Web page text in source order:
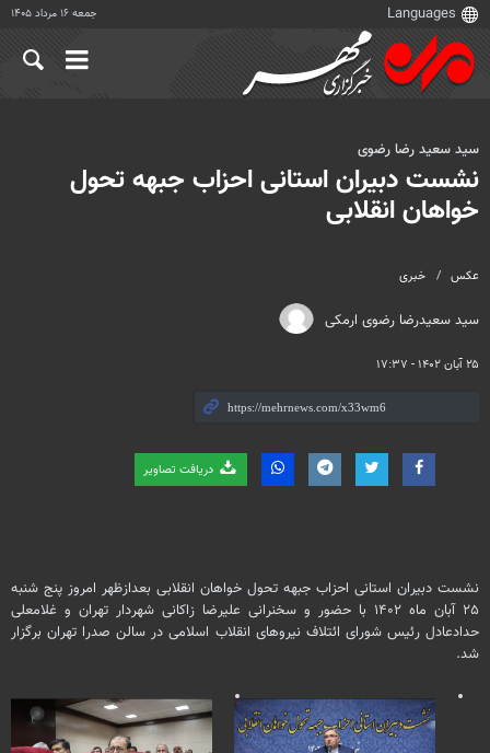
جمعه ۱۶ مرداد ۱۴۰۵
عکس خبری
سید سعیدرضا رضوی ارمکی
۲۵ آبان ۱۴۰۲ - ۱۷:۳۷
دریافت تصاویر
سید سعید رضا رضوی
نشست دبیران استانی احزاب جبهه تحول
خواهان انقلابی
نشست دبیران استانی احزاب جبهه تحول خواهان انقلابی بعدازظهر امروز پنج شنبه
۲۵ آبان ماه ۱۴۰۲ با حضور و سخنرانی علیرضا زاکانی شهردار تهران و غلامعلی
حدادعادل رئیس شورای ائتلاف نیروهای انقلاب اسلامی در سالن صدرا تهران برگزار
شد.